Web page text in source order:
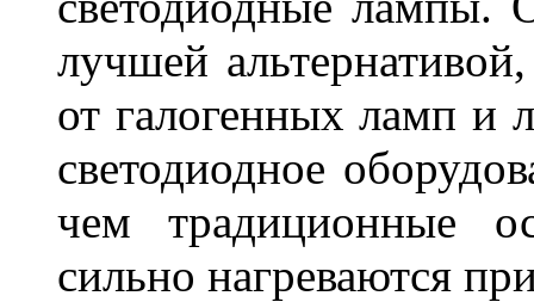
лучшей
от галогенных ламп и
светодиодное
чем традиционные
сильно нагреваются